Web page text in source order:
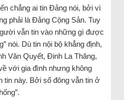
chẳng ai tin Đảng nói, bởi vì
phải là Đảng Cộng Sản. Tuy
vẫn tin vào những gì được
nói. Dù tin nội bộ khẳng định,
Văn Quyết, Đinh La Thăng,
với gia đình nhưng không
tin này. Bởi số đông vẫn tin ở